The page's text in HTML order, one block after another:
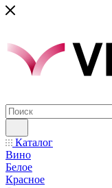
Каталог
Вино
Белое
Красное